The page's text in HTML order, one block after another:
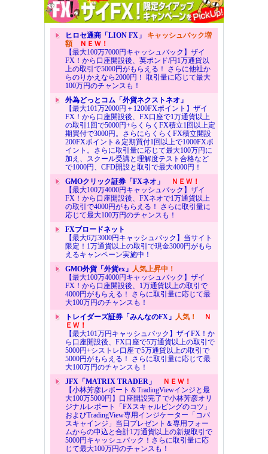
ヒロセ通商「LION FX」 キャッシュバック増
額ＮＥＷ！
【最大100万7000円キャッシュバック】ザイ
FX！から口座開設後、英ポンド/円1万通貨以
上の取引で5000円がもらえる！ さらに他社か
らのりかえなら2000円！ 取引量に応じて最大
100万円のチャンスも！
外為どっとコム「外貨ネクストネオ」
【最大101万2000円＋1200FXポイント】ザイ
FX！から口座開設後、FX口座で1万通貨以上
の取引1回で5000円+らくらくFX積立1回以上定
期買付で3000円。さらにらくらくFX積立開設
200FXポイント＆定期買付1回以上で1000FXポ
イント。さらに取引量に応じて最大100万円に
加え、スクール受講と理解度テスト合格など
で1000円、CFD開設と取引で最大4000円！
GMOクリック証券「FXネオ」
ＮＥＷ！
【最大100万4000円キャッシュバック】ザイ
FX！から口座開設後、FXネオで1万通貨以上
の取引で4000円がもらえる！ さらに取引量に
応じて最大100万円のチャンスも！
FXブロードネット
【最大6万3000円キャッシュバック】当サイト
限定！1万通貨以上の取引で現金3000円がもら
えるキャンペーン実施中！
GMO外貨「外貨ex」 人気上昇中！
【最大100万4000円キャッシュバック】ザイ
FX！から口座開設後、1万通貨以上の取引で
4000円がもらえる！ さらに取引量に応じて最
大100万円のチャンスも！
トレイダーズ証券「みんなのFX」 人気！
Ｎ
ＥＷ！
【最大101万円キャッシュバック】ザイFX！か
ら口座開設後、FX口座で5万通貨以上の取引で
5000円+シストレ口座で5万通貨以上の取引で
5000円がもらえる！ さらに取引量に応じて最
大100万円のチャンスも！
JFX「MATRIX TRADER」
ＮＥＷ！
【小林芳彦レポート＆TradingViewインジと最
大100万5000円】口座開設完了で小林芳彦オリ
ジナルレポート「FXスキャルピングのコツ」
およびTradingView専用インジケーター「コバ
スキャインジ」当日プレゼント＆専用フォー
ムからの申込と合計1万通貨以上の新規取引で
5000円キャッシュバック！さらに取引量に応
じて最大100万円のチャンスも！